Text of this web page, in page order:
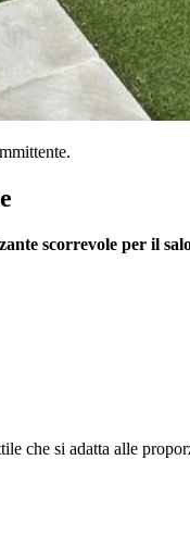
scorrevole per il
che si adatta alle